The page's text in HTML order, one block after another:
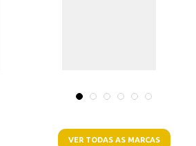
VER TODAS AS MARCAS